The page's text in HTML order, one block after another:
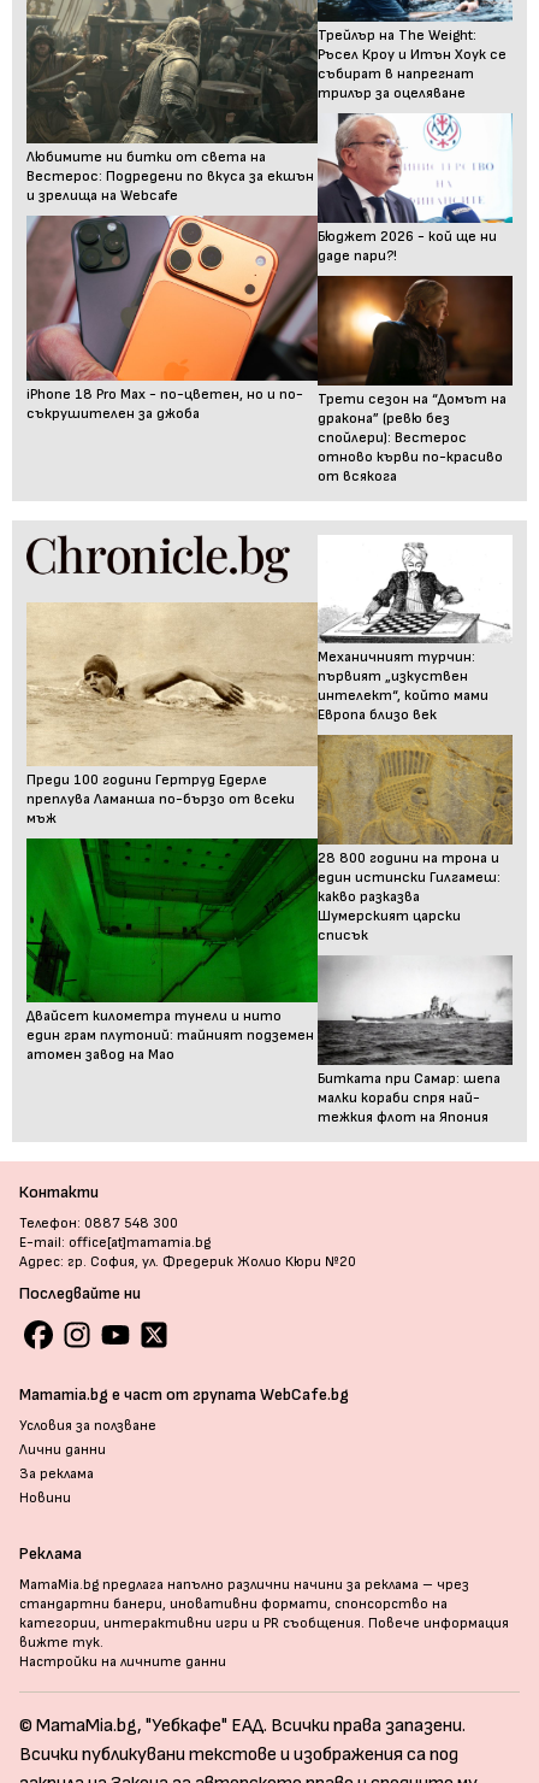
Любимите ни битки от света на
Вестерос: Подредени по вкуса за екшън
и зрелища на Webcafe
iPhone 18 Pro Max - по-цветен, но и по-
съкрушителен за джоба
Трейлър на The Weight:
Ръсел Кроу и Итън Хоук се
събират в напрегнат
трилър за оцеляване
Бюджет 2026 - кой ще ни
даде пари?!
Трети сезон на “Домът на
дракона” (ревю без
спойлери): Вестерос
отново кърви по-красиво
от всякога
Преди 100 години Гертруд Едерле
преплува Ламанша по-бързо от всеки
мъж
Двайсет километра тунели и нито
един грам плутоний: тайният подземен
атомен завод на Мао
Механичният турчин:
първият „изкуствен
интелект“, който мами
Европа близо век
28 800 години на трона и
един истински Гилгамеш:
какво разказва
Шумерският царски
списък
Битката при Самар: шепа
малки кораби спря най-
тежкия флот на Япония
Контакти
Телефон: 0887 548 300
E-mail: office[at]mamamia.bg
Адрес: гр. София, ул. Фредерик Жолио Кюри №20
Последвайте ни
Mamamia.bg е част от групата WebCafe.bg
Условия за ползване
Лични данни
За реклама
Новини
Реклама
MamaMia.bg предлага напълно различни начини за реклама – чрез
стандартни банери, иновативни формати, спонсорство на
категории, интерактивни игри и PR съобщения. Повече информация
вижте тук.
Настройки на личните данни
© MamaMia.bg, "Уебкафе" ЕАД. Всички права запазени.
Всички публикувани текстове и изображения са под